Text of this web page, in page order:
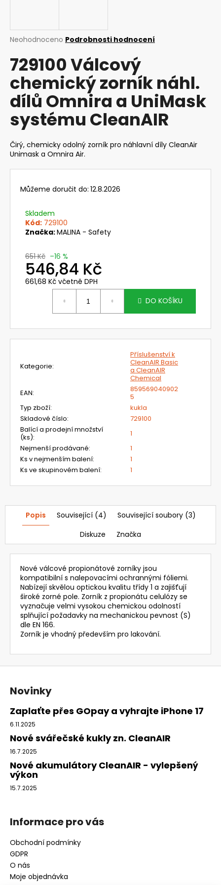
Průměrné
produktu
je
z
5
hvězdiček.
Neohodnoceno Podrobnosti hodnocení
729100 Válcový
chemický zorník náhl.
dílů Omnira a UniMask
systému CleanAIR
Čirý, chemicky odolný zorník pro náhlavní díly CleanAir
Unimask a Omnira Air.
Můžeme doručit do: 12.8.2026
Skladem
Kód: 729100
Značka:MALINA - Safety
651 Kč –16 %
546,84 Kč
661,68 Kč včetně DPH
DO KOŠÍKU
Kategorie:
Příslušenství k
CleanAIR Basic
a CleanAIR
Chemical
EAN:
859569040902
5
Typ zboží:
kukla
Skladové číslo:
729100
Balící a prodejní množství
(ks):
1
Nejmenší prodávané:
1
Ks v nejmenším balení:
1
Ks ve skupinovém balení: 1
Popis Související (4)
Související soubory (3)
Diskuze
Značka
Nové válcové propionátové zorníky jsou
kompatibilní s nalepovacími ochrannými fóliemi.
Nabízejí skvělou optickou kvalitu třídy 1 a zajišťují
široké zorné pole. Zorník z propionátu celulózy se
vyznačuje velmi vysokou chemickou odolností
splňující požadavky na mechanickou pevnost (S)
dle EN 166.
Zorník je vhodný především pro lakování.
j
í
?
HLEDAT
D
o
WIND
-
370
489
Z
Novinky
Zaplaťte přes GOpay a vyhrajte iPhone 17
6.11.2025
Nové svářečské kukly zn. CleanAIR
16.7.2025
Nové akumulátory CleanAIR - vylepšený
výkon
15.7.2025
Informace pro vás
Obchodní podmínky
GDPR
O nás
Moje objednávka